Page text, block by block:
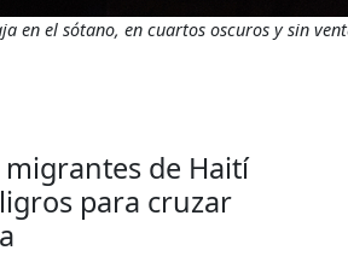
en el sótano, en cuartos oscuros y sin
migrantes de Haití
para cruzar